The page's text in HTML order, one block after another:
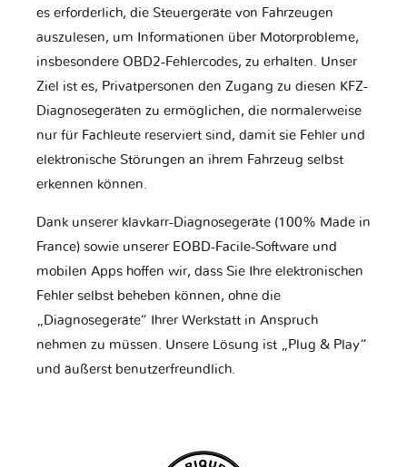
es erforderlich, die Steuergeräte von Fahrzeugen
auszulesen, um Informationen über Motorprobleme,
insbesondere OBD2-Fehlercodes, zu erhalten. Unser
Ziel ist es, Privatpersonen den Zugang zu diesen KFZ-
Diagnosegeräten zu ermöglichen, die normalerweise
nur für Fachleute reserviert sind, damit sie Fehler und
elektronische Störungen an ihrem Fahrzeug selbst
erkennen können.
Dank unserer klavkarr-Diagnosegeräte (100% Made in
France) sowie unserer EOBD-Facile-Software und
mobilen Apps hoffen wir, dass Sie Ihre elektronischen
Fehler selbst beheben können, ohne die
„Diagnosegeräte“ Ihrer Werkstatt in Anspruch
nehmen zu müssen. Unsere Lösung ist „Plug & Play“
und äußerst benutzerfreundlich.